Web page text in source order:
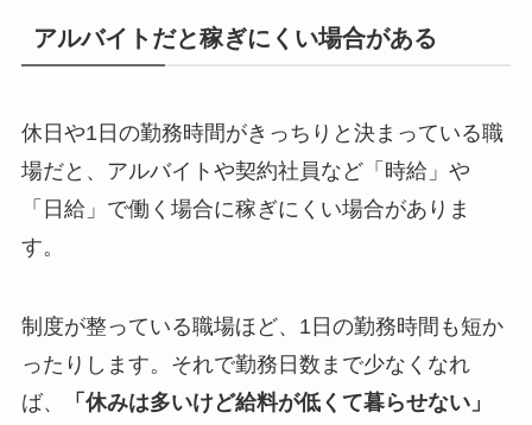
アルバイトだと稼ぎにくい場合がある
休日や1日の勤務時間がきっちりと決まっている職
場だと、アルバイトや契約社員など「時給」や
「日給」で働く場合に稼ぎにくい場合がありま
す。
制度が整っている職場ほど、1日の勤務時間も短か
ったりします。それで勤務日数まで少なくなれ
ば、
「休みは多いけど給料が低くて暮らせない」